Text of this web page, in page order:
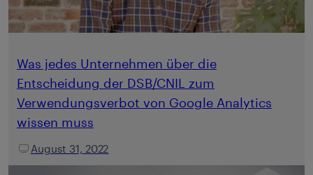
Was jedes Unternehmen über die
Entscheidung der DSB/CNIL zum
Verwendungsverbot von Google Analytics
wissen muss
August 31, 2022